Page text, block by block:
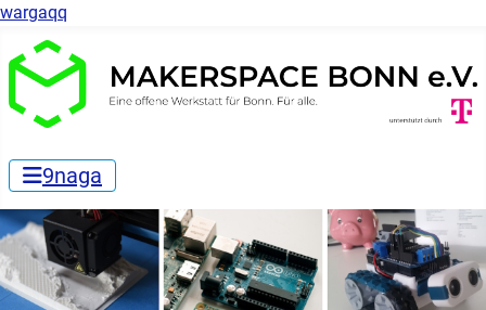
wargaqq
9naga